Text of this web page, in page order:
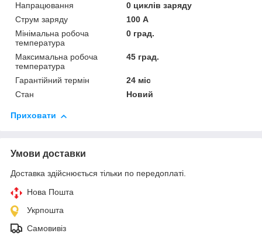
Напрацювання
0 циклів заряду
Струм заряду
100 А
Мінімальна робоча
температура
0 град.
Максимальна робоча
температура
45 град.
Гарантійний термін
24 міс
Стан
Новий
Приховати
Умови доставки
Доставка здійснюється тільки по передоплаті.
Нова Пошта
Укрпошта
Самовивіз